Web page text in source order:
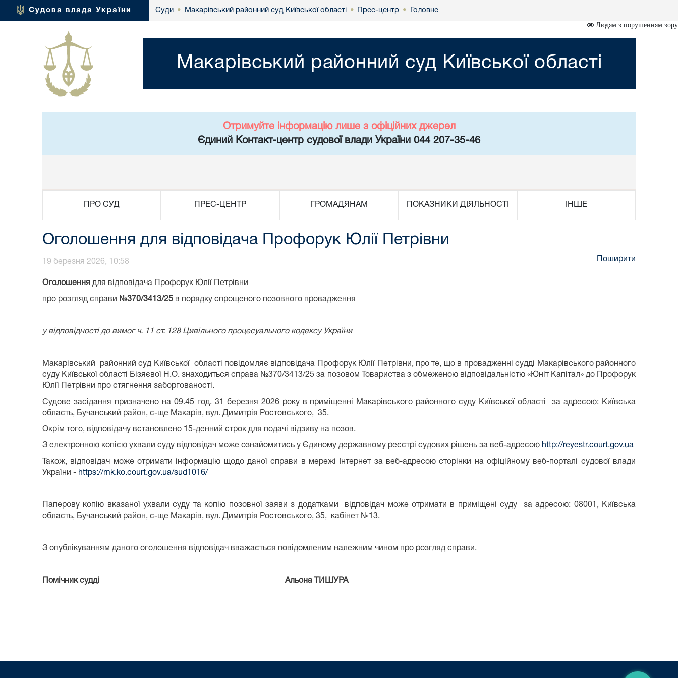
Судова влада України Суди • Макарівський районний суд Київської області • Прес-центр • Головне
Людям з порушенням зору
Макарівський районний суд Київської області
Отримуйте інформацію лише з офіційних джерел
Єдиний Контакт-центр судової влади України 044 207-35-46
ПРО СУД ПРЕС-ЦЕНТР ГРОМАДЯНАМ ПОКАЗНИКИ ДІЯЛЬНОСТІ ІНШЕ
Оголошення для відповідача Профорук Юлії Петрівни
19 березня 2026, 10:58 Поширити
Оголошення для відповідача Профорук Юлії Петрівни
про розгляд справи №370/3413/25 в порядку спрощеного позовного провадження
у відповідності до вимог ч. 11 ст. 128 Цивільного процесуального кодексу України
Макарівський районний суд Київської області повідомляє відповідача Профорук Юлії Петрівни, про те, що в провадженні судді Макарівського районного
суду Київської області Бізяєвої Н.О. знаходиться справа №370/3413/25 за позовом Товариства з обмеженою відповідальністю «Юніт Капітал» до Профорук
Юлії Петрівни про стягнення заборгованості.
Судове засідання призначено на 09.45 год. 31 березня 2026 року в приміщенні Макарівського районного суду Київської області за адресою: Київська
область, Бучанський район, с-ще Макарів, вул. Димитрія Ростовського, 35.
Окрім того, відповідачу встановлено 15-денний строк для подачі відзиву на позов.
З електронною копією ухвали суду відповідач може ознайомитись у Єдиному державному реєстрі судових рішень за веб-адресою http://reyestr.court.gov.ua
Також, відповідач може отримати інформацію щодо даної справи в мережі Інтернет за веб-адресою сторінки на офіційному веб-порталі судової влади
України - https://mk.ko.court.gov.ua/sud1016/
Паперову копію вказаної ухвали суду та копію позовної заяви з додатками відповідач може отримати в приміщені суду за адресою: 08001, Київська
область, Бучанський район, с-ще Макарів, вул. Димитрія Ростовського, 35, кабінет №13.
З опублікуванням даного оголошення відповідач вважається повідомленим належним чином про розгляд справи.
Помічник судді Альона ТИШУРА